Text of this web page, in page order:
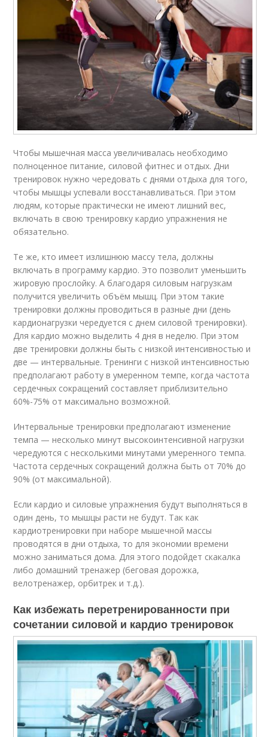
Чтобы мышечная масса увеличивалась необходимо
полноценное питание, силовой фитнес и отдых. Дни
тренировок нужно чередовать с днями отдыха для того,
чтобы мышцы успевали восстанавливаться. При этом
людям, которые практически не имеют лишний вес,
включать в свою тренировку кардио упражнения не
обязательно.
Те же, кто имеет излишнюю массу тела, должны
включать в программу кардио. Это позволит уменьшить
жировую прослойку. А благодаря силовым нагрузкам
получится увеличить объём мышц. При этом такие
тренировки должны проводиться в разные дни (день
кардионагрузки чередуется с днем силовой тренировки).
Для кардио можно выделить 4 дня в неделю. При этом
две тренировки должны быть с низкой интенсивностью и
две — интервальные. Тренинги с низкой интенсивностью
предполагают работу в умеренном темпе, когда частота
сердечных сокращений составляет приблизительно
60%-75% от максимально возможной.
Интервальные тренировки предполагают изменение
темпа — несколько минут высокоинтенсивной нагрузки
чередуются с несколькими минутами умеренного темпа.
Частота сердечных сокращений должна быть от 70% до
90% (от максимальной).
Если кардио и силовые упражнения будут выполняться в
один день, то мышцы расти не будут. Так как
кардиотренировки при наборе мышечной массы
проводятся в дни отдыха, то для экономии времени
можно заниматься дома. Для этого подойдет скакалка
либо домашний тренажер (беговая дорожка,
велотренажер, орбитрек и т.д.).
Как избежать перетренированности при
сочетании силовой и кардио тренировок